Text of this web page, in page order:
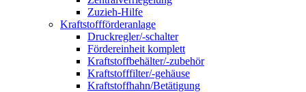
Zuzieh-Hilfe
Kraftstoffförderanlage
Druckregler/-schalter
Fördereinheit komplett
Kraftstoffbehälter/-zubehör
Kraftstofffilter/-gehäuse
Kraftstoffhahn/Betätigung